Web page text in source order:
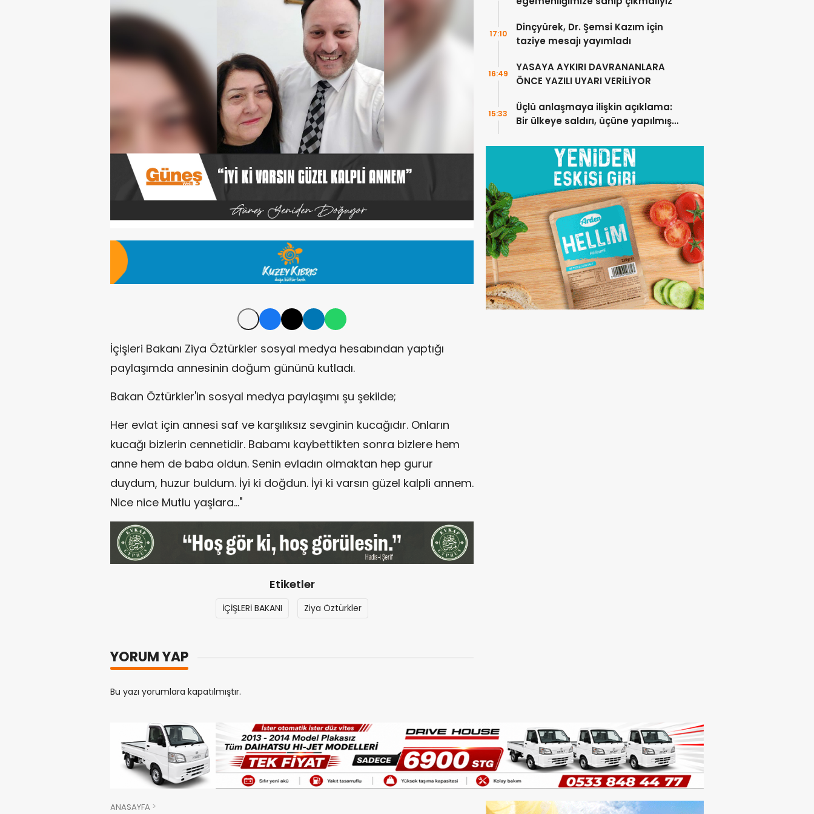
İçişleri Bakanı Ziya Öztürkler sosyal medya hesabından yaptığı
paylaşımda annesinin doğum gününü kutladı.
Bakan Öztürkler'in sosyal medya paylaşımı şu şekilde;
Her evlat için annesi saf ve karşılıksız sevginin kucağıdır. Onların
kucağı bizlerin cennetidir. Babamı kaybettikten sonra bizlere hem
anne hem de baba oldun. Senin evladın olmaktan hep gurur
duydum, huzur buldum. İyi ki doğdun. İyi ki varsın güzel kalpli annem.
Nice nice Mutlu yaşlara…"
Etiketler
İÇİŞLERİ BAKANI Ziya Öztürkler
YORUM YAP
Bu yazı yorumlara kapatılmıştır.
Dinçyürek, Dr. Şemsi Kazım için
taziye mesajı yayımladı
17:10
YASAYA AYKIRI DAVRANANLARA
ÖNCE YAZILI UYARI VERİLİYOR
16:49
Üçlü anlaşmaya ilişkin açıklama:
Bir ülkeye saldırı, üçüne yapılmış
15:33
ANASAYFA